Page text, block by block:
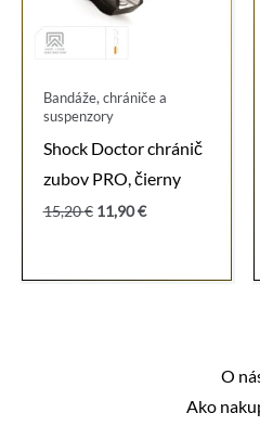
Bandáže, chrániče a
suspenzory
Shock Doctor chránič
zubov PRO, čierny
15,20€ Pôvodná
11,90€Aktuálna
O
Ako